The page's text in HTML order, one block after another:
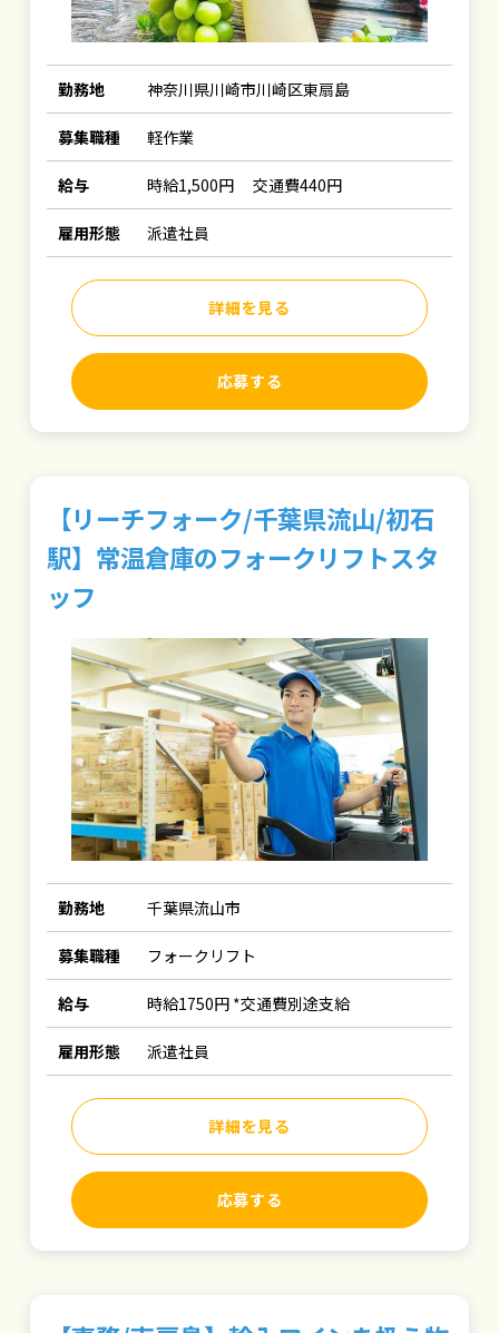
勤務地 神奈川県川崎市川崎区東扇島
募集職種 軽作業
給与 時給1,500円 交通費440円
雇用形態 派遣社員
詳細を見る
応募する
【リーチフォーク/千葉県流山/初石
駅】常温倉庫のフォークリフトスタ
ッフ
勤務地 千葉県流山市
募集職種 フォークリフト
給与 時給1750円 *交通費別途支給
雇用形態 派遣社員
詳細を見る
応募する